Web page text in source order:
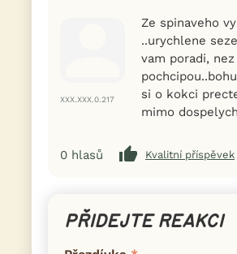
XXX.XXX.0.217
Ze spinaveho
..urychlene
vam poradi,
si o kokci
mimo
0 hlasů Kvalitní příspěvek
PŘIDEJTE REAKCI